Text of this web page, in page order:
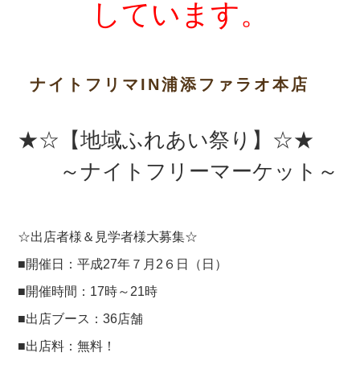
しています。
ナイトフリマIN浦添ファラオ本店
★☆【地域ふれあい祭り】☆★
～ナイトフリーマーケット～
☆出店者様＆見学者様大募集☆
■開催日：平成27年７月2６日（日）
■開催時間：17時～21時
■出店ブース：36店舗
■出店料：無料！